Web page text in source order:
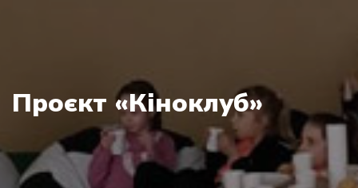
Проєкт «Кіноклуб»